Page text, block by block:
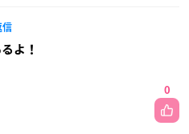
信
よ！
0